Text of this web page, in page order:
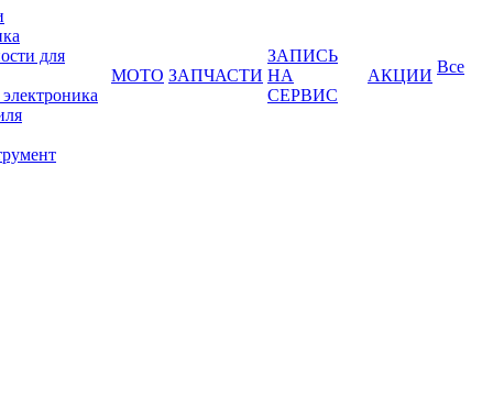
для
МОТО ЗАПЧАСТИ
ЗАПИСЬ
НА
СЕРВИС
АКЦИИ Все